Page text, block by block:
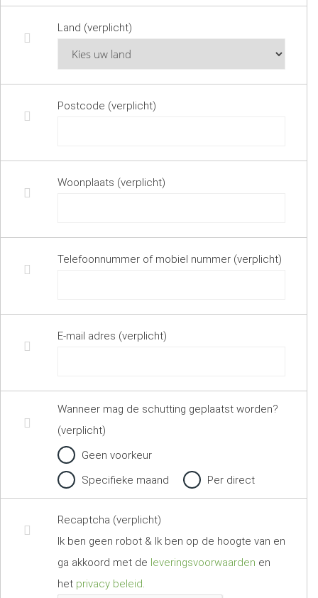
Land (verplicht)
Postcode (verplicht)
Woonplaats (verplicht)
Telefoonnummer of mobiel nummer (verplicht)
E-mail adres (verplicht)
Wanneer mag de schutting geplaatst worden?
(verplicht)
Geen voorkeur
Specifieke maand
Per direct
Recaptcha (verplicht)
Ik ben geen robot & Ik ben op de hoogte van en
ga akkoord met de leveringsvoorwaarden en
het privacy beleid.